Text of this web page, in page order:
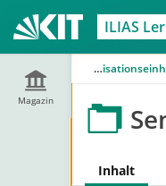
ILIAS
Magazin
Magazin
Inhalt